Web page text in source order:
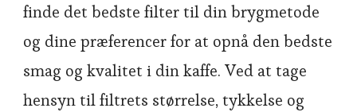
finde det bedste filter til din brygmetode
og dine præferencer for at opnå den bedste
smag og kvalitet i din kaffe. Ved at tage
hensyn til filtrets størrelse, tykkelse og